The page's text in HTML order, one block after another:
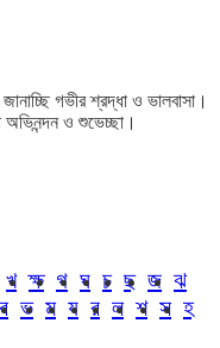
জানাচ্ছি গভীর শ্রদ্ধা ও ভালবাসা।
অভিনন্দন ও শুভেচ্ছা।
খ ক্ষ গ ঘ চ ছ জ ঝ
ব ভ ম য র ল শ স হ